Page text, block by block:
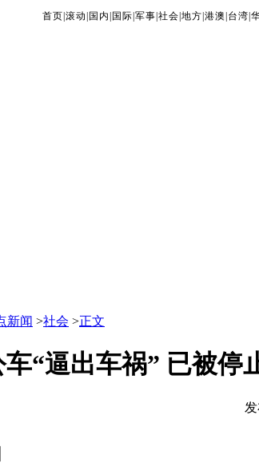
首页 滚动 国内 国际 军事 社会 地方 港澳 台湾
新闻 >社会 >正文
“逼出车祸” 已被停